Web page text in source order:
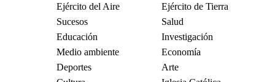
Ejército del Aire
Ejército de Tierra
Sucesos
Salud
Educación
Investigación
Medio ambiente
Economía
Deportes
Arte